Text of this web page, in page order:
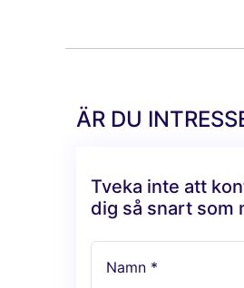
ÄR DU
Tveka inte att
dig så snart som
Namn *